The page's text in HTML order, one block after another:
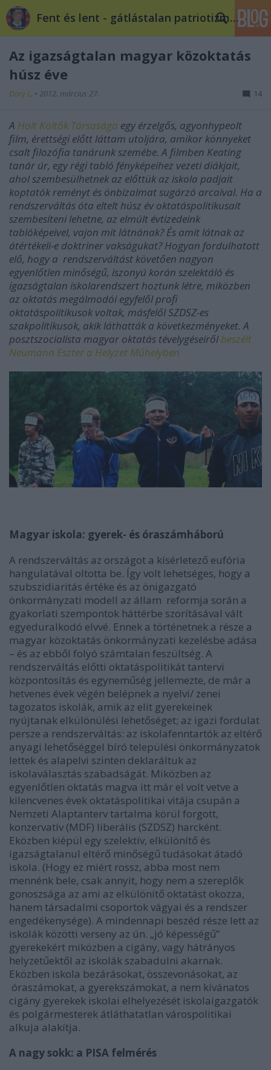
Fent és lent - gátlástalan patriotizmus
Az igazságtalan magyar közoktatás
húsz éve
Döry L. • 2012. március 27. 14
A Holt Költők Társasága egy érzelgős, agyonhypeolt
film, érettségi előtt láttam utoljára, amikor könnyeket
csalt filozófia tanárunk szemébe. A filmben Keating
tanár úr, egy régi tabló fényképeihez vezeti diákjait,
ahol szembesülhetnek az előttük az iskola padjait
koptatók reményt és önbizalmat sugárzó arcaival. Ha a
rendszerváltás óta eltelt húsz év oktatáspolitikusait
szembesíteni lehetne, az elmúlt évtizedeink
tablóképeivel, vajon mit látnának? És amit látnak az
átértékeli-e doktriner vakságukat? Hogyan fordulhatott
elő, hogy a rendszerváltást követően nagyon
egyenlőtlen minőségű, iszonyú korán szelektáló és
igazságtalan iskolarendszert hoztunk létre, miközben
az oktatás megálmodói egyfelől profi
oktatáspolitikusok voltak, másfelől SZDSZ-es
szakpolitikusok, akik láthatták a következményeket. A
posztszocialista magyar oktatás tévelygéseirőlbeszélt
Neumann Eszter a Helyzet Műhelyben
Magyar iskola: gyerek- és óraszámháború
A rendszerváltás az országot a kísérletező eufória
hangulatával oltotta be. Így volt lehetséges, hogy a
szubszidiaritás értéke és az önigazgató
önkormányzati modell az állam reformja során a
gyakorlati szempontok háttérbe szorításával vált
egyeduralkodó elvvé. Ennek a történetnek a része a
magyar közoktatás önkormányzati kezelésbe adása
– és az ebből folyó számtalan feszültség. A
rendszerváltás előtti oktatáspolitikát tantervi
központosítás és egyneműség jellemezte, de már a
hetvenes évek végén belépnek a nyelvi/ zenei
tagozatos iskolák, amik az elit gyerekeinek
nyújtanak elkülönülési lehetőséget; az igazi fordulat
persze a rendszerváltás: az iskolafenntartók az eltérő
anyagi lehetőséggel bíró települési önkormányzatok
lettek és alapelvi szinten deklaráltuk az
iskolaválasztás szabadságát. Miközben az
egyenlőtlen oktatás magva itt már el volt vetve a
kilencvenes évek oktatáspolitikai vitája csupán a
Nemzeti Alaptanterv tartalma körül forgott,
konzervatív (MDF) liberális (SZDSZ) harcként.
Eközben kiépül egy szelektív, elkülönítő és
igazságtalanul eltérő minőségű tudásokat átadó
iskola. (Hogy ez miért rossz, abba most nem
mennénk bele, csak annyit, hogy nem a szereplők
gonoszsága az ami az elkülönítő oktatást okozza,
hanem társadalmi csoportok vágyai és a rendszer
engedékenysége). A mindennapi beszéd része lett az
iskolák közötti verseny az ún. „jó képességű”
gyerekekért miközben a cigány, vagy hátrányos
helyzetűektől az iskolák szabadulni akarnak.
Eközben iskola bezárásokat, összevonásokat, az
óraszámokat, a gyerekszámokat, a nem kívánatos
cigány gyerekek iskolai elhelyezését iskolaigazgatók
és polgármesterek átláthatatlan várospolitikai
alkuja alakítja.
A nagy sokk: a PISA felmérés